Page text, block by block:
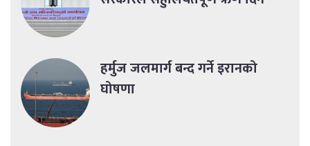
हर्मुज जलमार्ग बन्द गर्ने इरानको
घोषणा